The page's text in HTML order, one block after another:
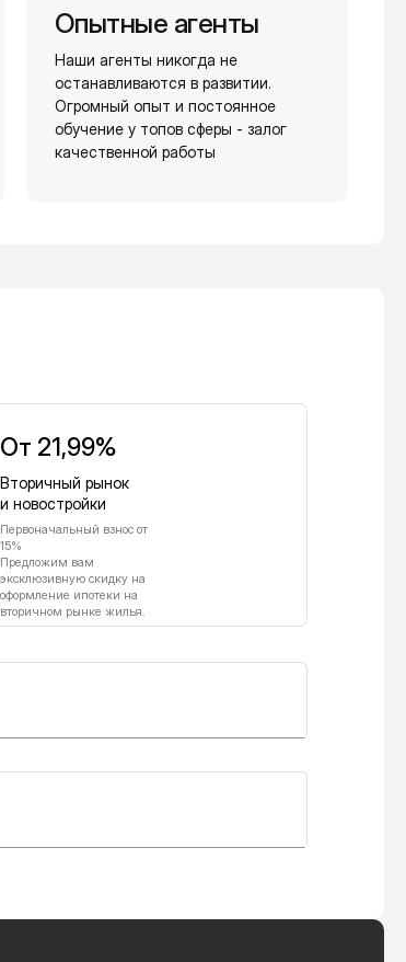
Опытные агенты
Наши агенты никогда не
останавливаются в развитии.
Огромный опыт и постоянное
обучение у топов сферы - залог
качественной работы
От 21,99%
Вторичный рынок
и новостройки
Первоначальный взнос от
15%
Предложим вам
эксклюзивную скидку на
оформление ипотеки на
вторичном рынке жилья.